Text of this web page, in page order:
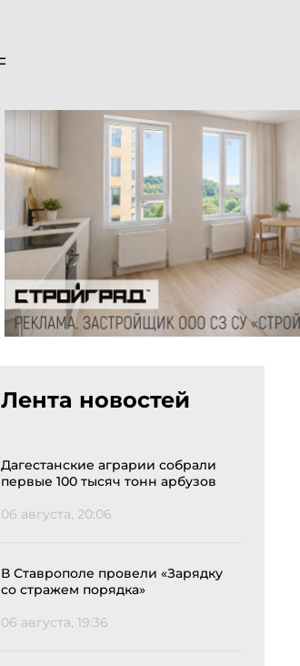
Лента новостей
Дагестанские аграрии собрали
первые 100 тысяч тонн арбузов
06 августа, 20:06
В Ставрополе провели «Зарядку
со стражем порядка»
06 августа, 19:36